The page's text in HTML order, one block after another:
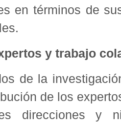
en términos de
y trabajo
de la
de los
direcciones y